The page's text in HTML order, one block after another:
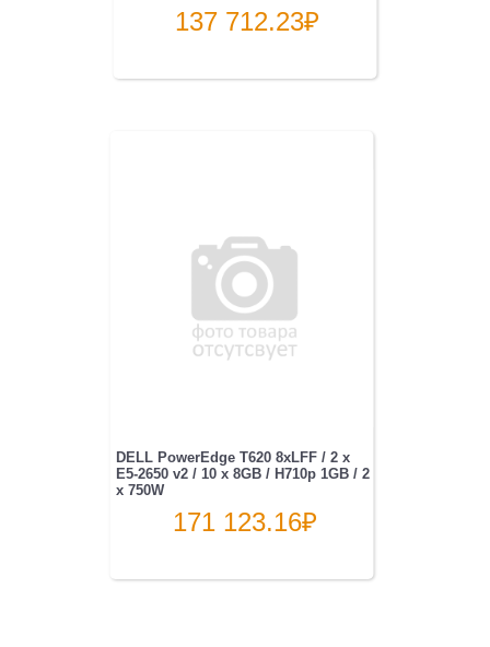
137 712.23₽
DELL PowerEdge T620 8xLFF / 2 x
E5-2650 v2 / 10 x 8GB / H710p 1GB / 2
x 750W
171 123.16₽